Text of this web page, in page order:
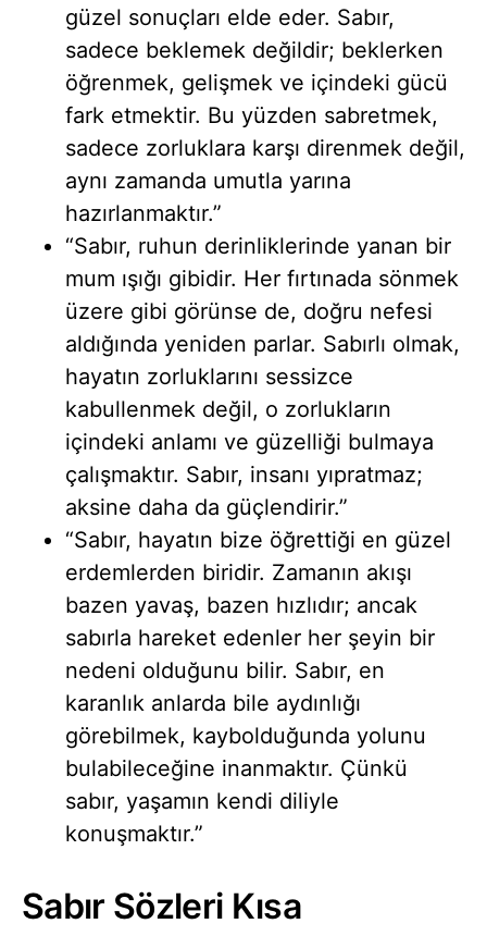
güzel sonuçları elde eder. Sabır,
sadece beklemek değildir; beklerken
öğrenmek, gelişmek ve içindeki gücü
fark etmektir. Bu yüzden sabretmek,
sadece zorluklara karşı direnmek değil,
aynı zamanda umutla yarına
hazırlanmaktır.”
“Sabır, ruhun derinliklerinde yanan bir
mum ışığı gibidir. Her fırtınada sönmek
üzere gibi görünse de, doğru nefesi
aldığında yeniden parlar. Sabırlı olmak,
hayatın zorluklarını sessizce
kabullenmek değil, o zorlukların
içindeki anlamı ve güzelliği bulmaya
çalışmaktır. Sabır, insanı yıpratmaz;
aksine daha da güçlendirir.”
“Sabır, hayatın bize öğrettiği en güzel
erdemlerden biridir. Zamanın akışı
bazen yavaş, bazen hızlıdır; ancak
sabırla hareket edenler her şeyin bir
nedeni olduğunu bilir. Sabır, en
karanlık anlarda bile aydınlığı
görebilmek, kaybolduğunda yolunu
bulabileceğine inanmaktır. Çünkü
sabır, yaşamın kendi diliyle
konuşmaktır.”
Sabır Sözleri Kısa